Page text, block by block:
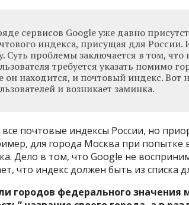
сервисов Google уже давно
индекса, присущая для
Суть проблемы заключается в том, что
требуется указать помимо
он находится, и почтовый индекс. Вот
и возникает заминка.
почтовые индексы России, но
для города Москва при попытке
Дело в том, что Google не
что индекс должен быть из списка
городов федерального значения